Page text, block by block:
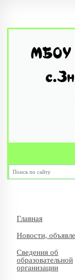
Главная
Новости,
Сведения об
образовательной
организации